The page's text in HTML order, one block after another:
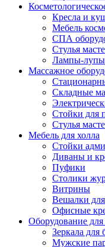
Кресла и
Мебель
СПА
Стулья
Лампы-лупы
Массажное
Складные
Стойки для
Стулья
Мебель для холла
Стойки
Диваны и
Пуфики
Столики
Витрины
Вешалки
Офисные
Оборудование
Зеркала для
Мужские